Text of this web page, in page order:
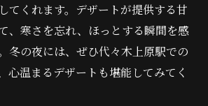
てくれます。デザートが提供する甘
、寒さを忘れ、ほっとする瞬間を感
冬の夜には、ぜひ代々木上原駅での
心温まるデザートも堪能してみてく